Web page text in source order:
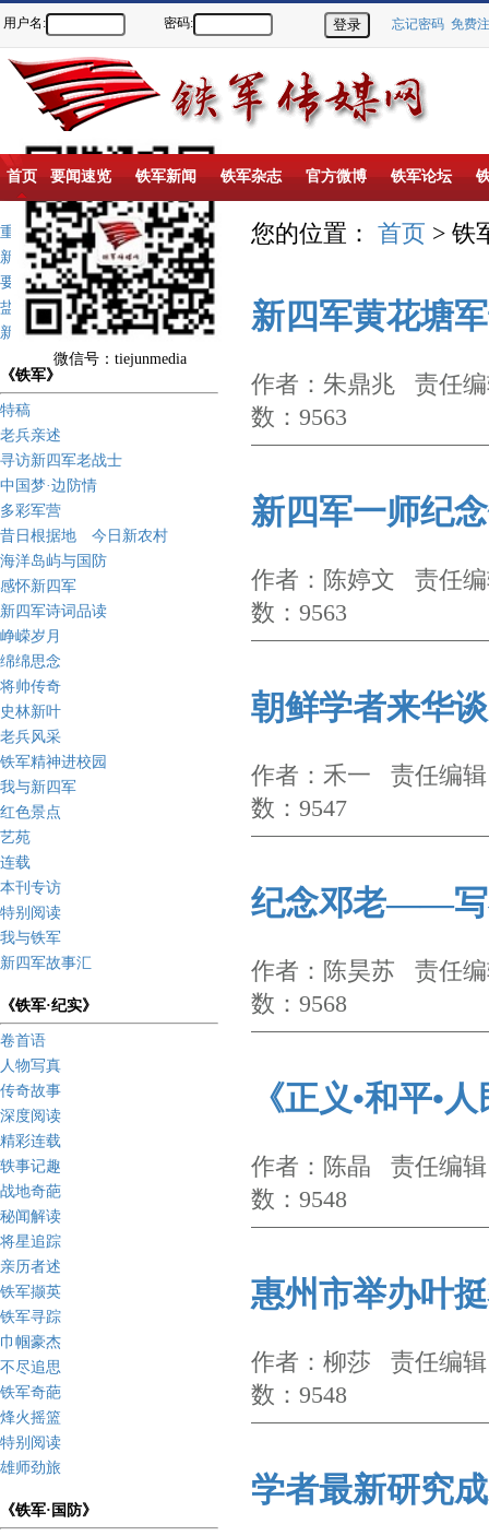
微信号：tiejunmedia
用户名: 密码: 忘记密码 免费
首页 要闻速览 铁军新闻 铁军杂志 官方微博 铁军论坛
重点推荐
新闻动态
要闻速览
盐城新四军纪念馆
新四军历史上的今天
《铁军》
特稿
老兵亲述
寻访新四军老战士
中国梦·边防情
多彩军营
昔日根据地 今日新农村
海洋岛屿与国防
感怀新四军
新四军诗词品读
峥嵘岁月
绵绵思念
将帅传奇
史林新叶
老兵风采
铁军精神进校园
我与新四军
红色景点
艺苑
连载
本刊专访
特别阅读
我与铁军
新四军故事汇
《铁军·纪实》
卷首语
人物写真
传奇故事
深度阅读
精彩连载
轶事记趣
战地奇葩
秘闻解读
将星追踪
亲历者述
铁军撷英
铁军寻踪
巾帼豪杰
不尽追思
铁军奇葩
烽火摇篮
特别阅读
雄师劲旅
《铁军·国防》
您的位置： 首页 > 铁
新四军黄花塘
作者：朱鼎兆 责任
数：9563
新四军一师纪
作者：陈婷文 责任
数：9563
朝鲜学者来华
作者：禾一 责任编
数：9547
纪念邓老——写
作者：陈昊苏 责任
数：9568
《正义•和平•
作者：陈晶 责任编
数：9548
惠州市举办叶
作者：柳莎 责任编
数：9548
学者最新研究